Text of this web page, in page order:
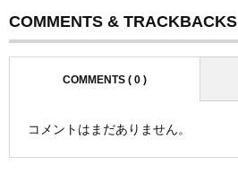
COMMENTS & TRACKBACKS
COMMENTS ( 0 )
コメントはまだありません。